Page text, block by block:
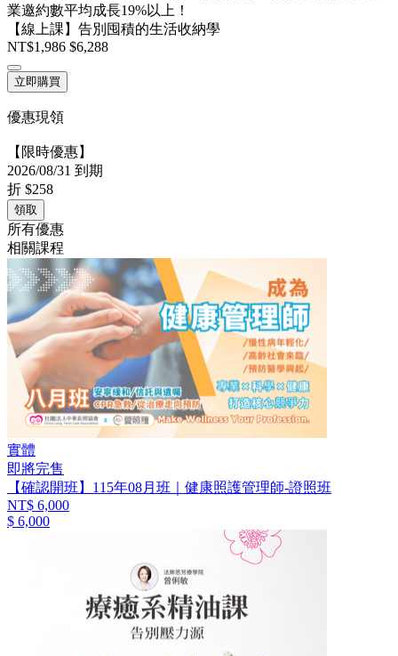
業邀約數平均成長19%以上！
【線上課】告別囤積的生活收納學
NT$1,986 $6,288
立即購買
優惠現領
【限時優惠】
2026/08/31 到期
折 $258
領取
所有優惠
相關課程
實體
即將完售
【確認開班】115年08月班｜健康照護管理師-證照班
NT$ 6,000
$ 6,000